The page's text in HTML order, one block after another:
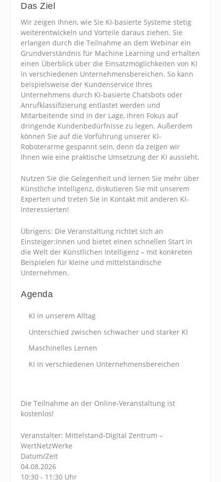
Das Ziel
Wir zeigen Ihnen, wie Sie KI-basierte Systeme stetig
weiterentwickeln und Vorteile daraus ziehen. Sie
erlangen durch die Teilnahme an dem Webinar ein
Grundverständnis für Machine Learning und erhalten
einen Überblick über die Einsatzmöglichkeiten von KI
in verschiedenen Unternehmensbereichen. So kann
beispielsweise der Kundenservice Ihres
Unternehmens durch KI-basierte Chatsbots oder
Anrufklassifizierung entlastet werden und
Mitarbeitende sind in der Lage, ihren Fokus auf
dringende Kundenbedürfnisse zu legen. Außerdem
können Sie auf die Vorführung unserer KI-
Roboterarme gespannt sein, denn da zeigen wir
Ihnen wie eine praktische Umsetzung der KI aussieht.
Nutzen Sie die Gelegenheit und lernen Sie mehr über
Künstliche Intelligenz, diskutieren Sie mit unserem
Experten und treten Sie in Kontakt mit anderen KI-
Interessierten!
Übrigens: Die Veranstaltung richtet sich an
Einsteiger:innen und bietet einen schnellen Start in
die Welt der Künstlichen Intelligenz – mit konkreten
Beispielen für kleine und mittelständische
Unternehmen.
Agenda
KI in unserem Alltag
Unterschied zwischen schwacher und starker KI
Maschinelles Lernen
KI in verschiedenen Unternehmensbereichen
Die Teilnahme an der Online-Veranstaltung ist
kostenlos!
Veranstalter: Mittelstand-Digital Zentrum –
WertNetzWerke
Datum/Zeit
04.08.2026
10:30 - 11:30 Uhr